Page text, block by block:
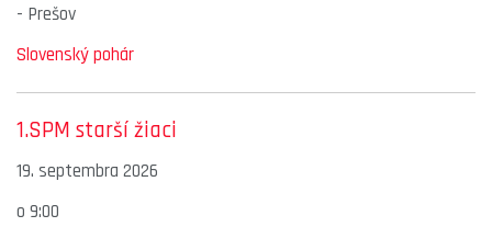
- Prešov
Slovenský pohár
1.SPM starší žiaci
19. septembra 2026
o 9:00